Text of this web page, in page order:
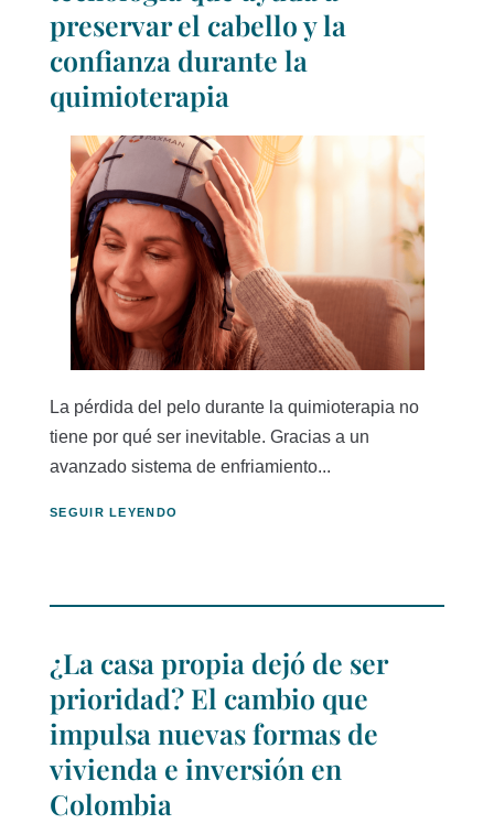
preservar el cabello y la
confianza durante la
quimioterapia
La pérdida del pelo durante la quimioterapia no
tiene por qué ser inevitable. Gracias a un
avanzado sistema de enfriamiento...
SEGUIR LEYENDO
¿La casa propia dejó de ser
prioridad? El cambio que
impulsa nuevas formas de
vivienda e inversión en
Colombia